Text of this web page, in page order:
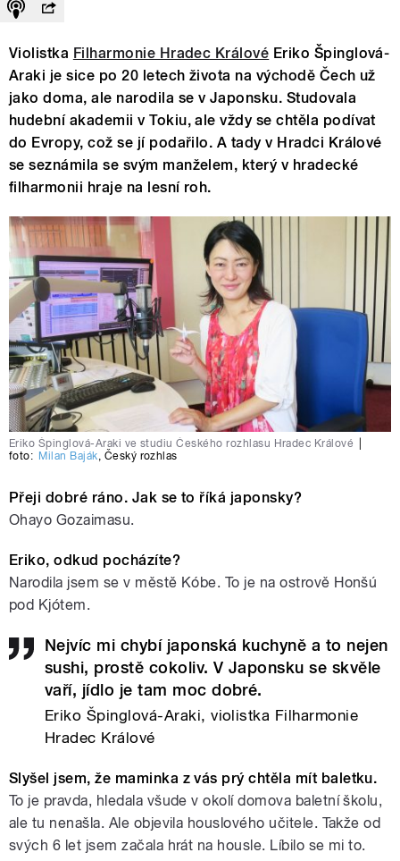
Violistka Filharmonie Hradec Králové Eriko Špinglová-
Araki je sice po 20 letech života na východě Čech už
jako doma, ale narodila se v Japonsku. Studovala
hudební akademii v Tokiu, ale vždy se chtěla podívat
do Evropy, což se jí podařilo. A tady v Hradci Králové
se seznámila se svým manželem, který v hradecké
filharmonii hraje na lesní roh.
Eriko Špinglová-Araki ve studiu Českého rozhlasu Hradec Králové
foto: Milan Baják, Český rozhlas
Přeji dobré ráno. Jak se to říká japonsky?
Ohayo Gozaimasu.
Eriko, odkud pocházíte?
Narodila jsem se v městě Kóbe. To je na ostrově Honšú
pod Kjótem.
Nejvíc mi chybí japonská kuchyně a to nejen
sushi, prostě cokoliv. V Japonsku se skvěle
vaří, jídlo je tam moc dobré.
Eriko Špinglová-Araki, violistka Filharmonie
Hradec Králové
Slyšel jsem, že maminka z vás prý chtěla mít baletku.
To je pravda, hledala všude v okolí domova baletní školu,
ale tu nenašla. Ale objevila houslového učitele. Takže od
svých 6 let jsem začala hrát na housle. Líbilo se mi to.